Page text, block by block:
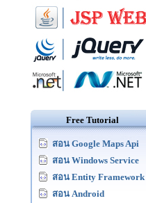
Free Tutorial
สอน Google Maps Api
สอน Windows Service
สอน Entity Framework
สอน Android